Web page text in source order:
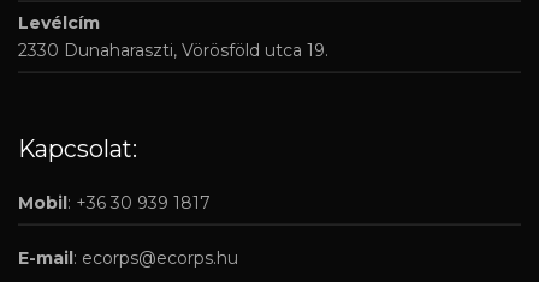
Levélcím
2330 Dunaharaszti, Vörösföld utca 19.
Kapcsolat:
Mobil: +36 30 939 1817
E-mail: ecorps@ecorps.hu